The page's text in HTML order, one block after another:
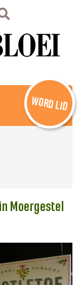
WORD LID
Moergestel